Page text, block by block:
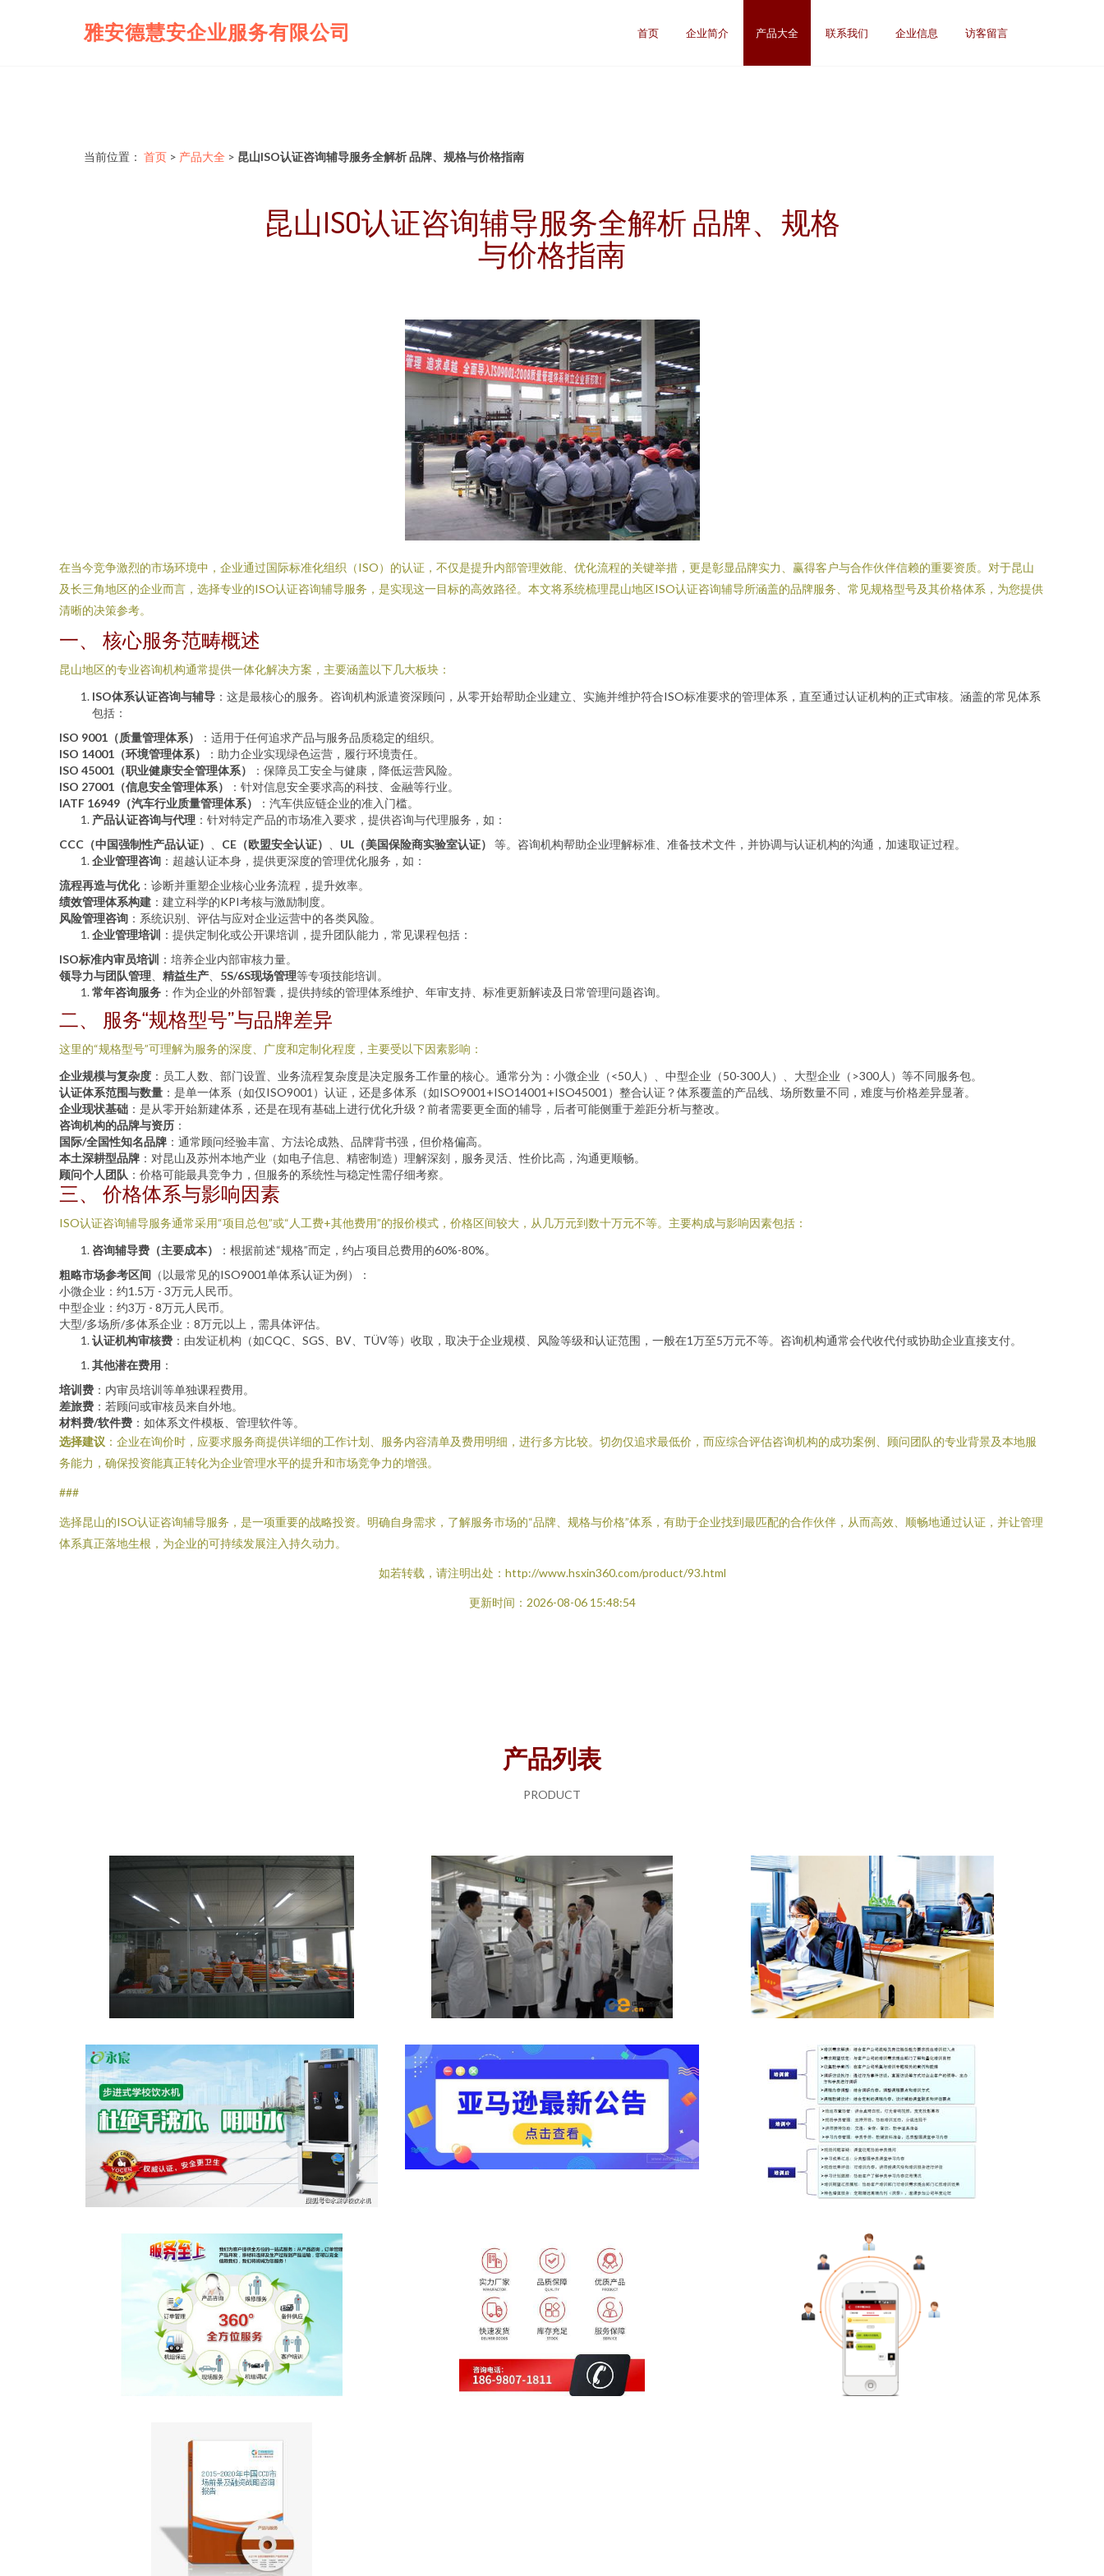
雅安德慧安企业服务有限公司 首页 企业简介 产品大全 联系我们 企业信息 访客留言
当前位置： 首页 > 产品大全 > 昆山ISO认证咨询辅导服务全解析 品牌、规格与价格指南
昆山ISO认证咨询辅导服务全解析 品牌、规格
与价格指南
在当今竞争激烈的市场环境中，企业通过国际标准化组织（ISO）的认证，不仅是提升内部管理效能、优化流程的关键举措，更是彰显品牌实力、赢得客户与合作伙伴信赖的重要资质。对于昆山
及长三角地区的企业而言，选择专业的ISO认证咨询辅导服务，是实现这一目标的高效路径。本文将系统梳理昆山地区ISO认证咨询辅导所涵盖的品牌服务、常见规格型号及其价格体系，为您提供
清晰的决策参考。
一、 核心服务范畴概述
昆山地区的专业咨询机构通常提供一体化解决方案，主要涵盖以下几大板块：
ISO体系认证咨询与辅导 ：这是最核心的服务。咨询机构派遣资深顾问，从零开始帮助企业建立、实施并维护符合ISO标准要求的管理体系，直至通过认证机构的正式审核。涵盖的常见体系
包括：
ISO 9001（质量管理体系）
：适用于任何追求产品与服务品质稳定的组织。
ISO 14001（环境管理体系）
：助力企业实现绿色运营，履行环境责任。
ISO 45001（职业健康安全管理体系）
：保障员工安全与健康，降低运营风险。
ISO 27001（信息安全管理体系）
：针对信息安全要求高的科技、金融等行业。
IATF 16949（汽车行业质量管理体系）
：汽车供应链企业的准入门槛。
产品认证咨询与代理 ：针对特定产品的市场准入要求，提供咨询与代理服务，如：
CCC（中国强制性产品认证）
CE（欧盟安全认证） UL（美国保险商实验室认证）
等。咨询机构帮助企业理解标准、准备技术文件，并协调与认证机构的沟通，加速取证过程。
企业管理咨询 ：超越认证本身，提供更深度的管理优化服务，如：
流程再造与优化：诊断并重塑企业核心业务流程，提升效率。
绩效管理体系构建 ：建立科学的KPI考核与激励制度。
风险管理咨询 ：系统识别、评估与应对企业运营中的各类风险。
企业管理培训 ：提供定制化或公开课培训，提升团队能力，常见课程包括：
ISO标准内审员培训 ：培养企业内部审核力量。
领导力与团队管理
精益生产 5S/6S现场管理等专项技能培训。
常年咨询服务 ：作为企业的外部智囊，提供持续的管理体系维护、年审支持、标准更新解读及日常管理问题咨询。
二、 服务“规格型号”与品牌差异
这里的“规格型号”可理解为服务的深度、广度和定制化程度，主要受以下因素影响：
企业规模与复杂度 ：员工人数、部门设置、业务流程复杂度是决定服务工作量的核心。通常分为：小微企业（<50人）、中型企业（50-300人）、大型企业（>300人）等不同服务包。
认证体系范围与数量 ：是单一体系（如仅ISO9001）认证，还是多体系（如ISO9001+ISO14001+ISO45001）整合认证？体系覆盖的产品线、场所数量不同，难度与价格差异显著。
企业现状基础 ：是从零开始新建体系，还是在现有基础上进行优化升级？前者需要更全面的辅导，后者可能侧重于差距分析与整改。
咨询机构的品牌与资历 ：
国际/全国性知名品牌 ：通常顾问经验丰富、方法论成熟、品牌背书强，但价格偏高。
本土深耕型品牌 ：对昆山及苏州本地产业（如电子信息、精密制造）理解深刻，服务灵活、性价比高，沟通更顺畅。
顾问个人团队 ：价格可能最具竞争力，但服务的系统性与稳定性需仔细考察。
三、 价格体系与影响因素
ISO认证咨询辅导服务通常采用“项目总包”或“人工费+其他费用”的报价模式，价格区间较大，从几万元到数十万元不等。主要构成与影响因素包括：
咨询辅导费（主要成本）
：根据前述“规格”而定，约占项目总费用的60%-80%。
粗略市场参考区间 （以最常见的ISO9001单体系认证为例）：
小微企业：约1.5万 - 3万元人民币。
中型企业：约3万 - 8万元人民币。
大型/多场所/多体系企业：8万元以上，需具体评估。
认证机构审核费 ：由发证机构（如CQC、SGS、BV、TÜV等）收取，取决于企业规模、风险等级和认证范围，一般在1万至5万元不等。咨询机构通常会代收代付或协助企业直接支付。
其他潜在费用 ：
培训费 ：内审员培训等单独课程费用。
差旅费 ：若顾问或审核员来自外地。
材料费/软件费 ：如体系文件模板、管理软件等。
选择建议 ：企业在询价时，应要求服务商提供详细的工作计划、服务内容清单及费用明细，进行多方比较。切勿仅追求最低价，而应综合评估咨询机构的成功案例、顾问团队的专业背景及本地服
务能力，确保投资能真正转化为企业管理水平的提升和市场竞争力的增强。
###
选择昆山的ISO认证咨询辅导服务，是一项重要的战略投资。明确自身需求，了解服务市场的“品牌、规格与价格”体系，有助于企业找到最匹配的合作伙伴，从而高效、顺畅地通过认证，并让管理
体系真正落地生根，为企业的可持续发展注入持久动力。
如若转载，请注明出处：http://www.hsxin360.com/product/93.html
更新时间：2026-08-06 15:48:54
产品列表
PRODUCT